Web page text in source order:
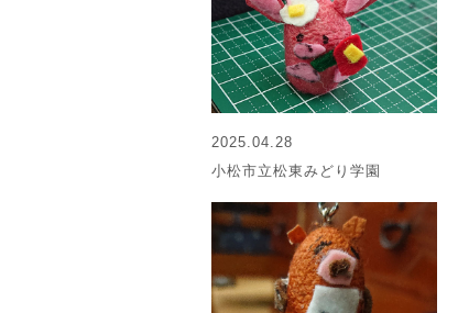
2025.04.28
小松市立松東みどり学園